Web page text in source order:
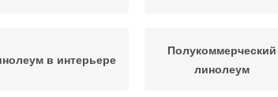
в интерьере
Полукоммерческий
линолеум